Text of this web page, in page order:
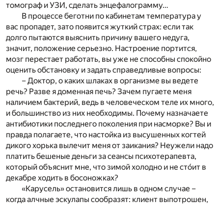
томограф и УЗИ, сделать энцефалограмму…
В процессе беготни по кабинетам температура у
вас пропадет, зато появится жуткий страх: если так
долго пытаются выяснить причину вашего недуга,
значит, положение серьезно. Настроение портится,
мозг перестает работать, вы уже не способны спокойно
оценить обстановку и задать справедливые вопросы:
– Доктор, о каких шлаках в организме вы ведете
речь? Разве я доменная печь? Зачем пугаете меня
наличием бактерий, ведь в человеческом теле их много,
и большинство из них необходимы. Почему назначаете
антибиотики последнего поколения при насморке? Вы и
правда полагаете, что настойка из высушенных когтей
дикого хорька вылечит меня от заикания? Неужели надо
платить бешеные деньги за сеансы психотерапевта,
который объяснит мне, что зимой холодно и не сто́ит в
декабре ходить в босоножках?
«Карусель» остановится лишь в одном случае –
когда алчные эскулапы сообразят: клиент выпотрошен,